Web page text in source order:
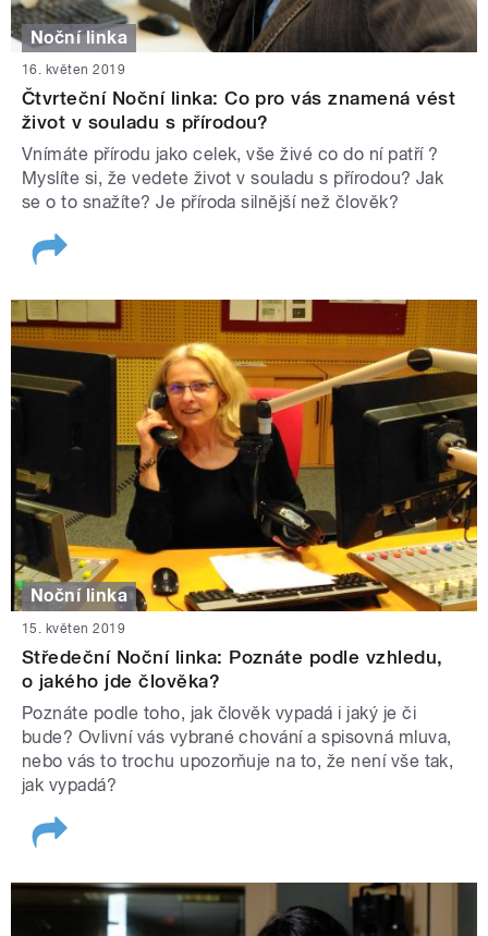
Noční linka
16. květen 2019
Čtvrteční Noční linka: Co pro vás znamená vést
život v souladu s přírodou?
Vnímáte přírodu jako celek, vše živé co do ní patří ?
Myslíte si, že vedete život v souladu s přírodou? Jak
se o to snažíte? Je příroda silnější než člověk?
Noční linka
15. květen 2019
Středeční Noční linka: Poznáte podle vzhledu,
o jakého jde člověka?
Poznáte podle toho, jak člověk vypadá i jaký je či
bude? Ovlivní vás vybrané chování a spisovná mluva,
nebo vás to trochu upozorňuje na to, že není vše tak,
jak vypadá?